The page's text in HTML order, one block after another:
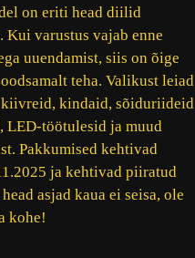
on eriti head diilid
Kui varustus vajab enne
uuendamist, siis on õige
teha. Valikust leiad
kindaid, sõiduriideid
LED-töötulesid ja muud
Pakkumised kehtivad
ja kehtivad piiratud
asjad kaua ei seisa, ole
kohe!